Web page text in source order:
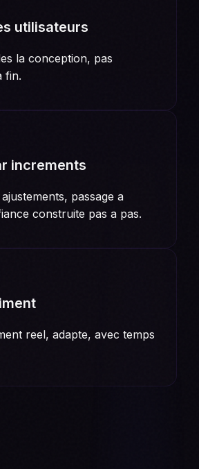
utilisateurs
la conception, pas
fin.
increments
passage a
construite pas a pas.
reel, adapte, avec temps